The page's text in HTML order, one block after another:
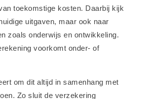
toekomstige kosten. Daarbij kijk
uitgaven, maar ook naar
zoals onderwijs en ontwikkeling.
voorkomt onder- of
om dit altijd in samenhang met
Zo sluit de verzekering